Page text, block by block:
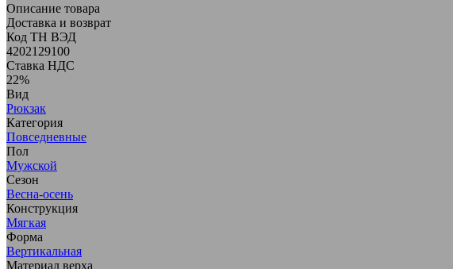
Описание товара
Доставка и возврат
Код ТН ВЭД
4202129100
Ставка НДС
22%
Вид
Рюкзак
Категория
Повседневные
Пол
Мужской
Сезон
Весна-осень
Конструкция
Мягкая
Форма
Вертикальная
Материал верха